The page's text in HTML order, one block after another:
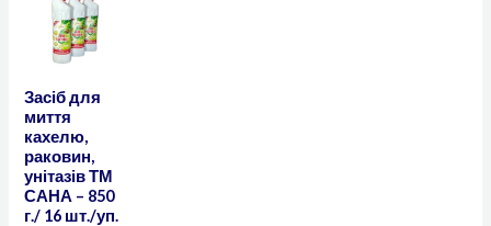
Засіб для
миття
кахелю,
раковин,
унітазів ТМ
САНА – 850
г./ 16 шт./уп.